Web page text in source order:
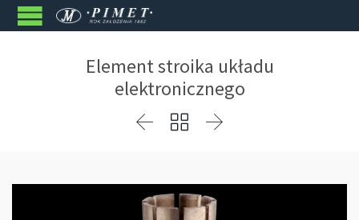
Element stroika układu
elektronicznego
  